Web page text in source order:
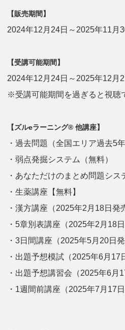
【販売期間】
2024年12月24日～2025年11月
【受講可能期間】
2024年12月24日～2025年12月
※受講可能期間を過ぎると視聴
【ズルeラーニング® 他講座】
・過去問題（全国エリア過去5年
・弱点発掘システム（無料）
・あなただけのまとめ問題シス
・生薬講座【無料】
・漢方講座（2025年2月18日発
・5章別表講座（2025年2月18日
・3日間講座（2025年5月20日発
・出題予想模試（2025年6月17
・出題予想講習会（2025年6月
・1週間前講座（2025年7月17日